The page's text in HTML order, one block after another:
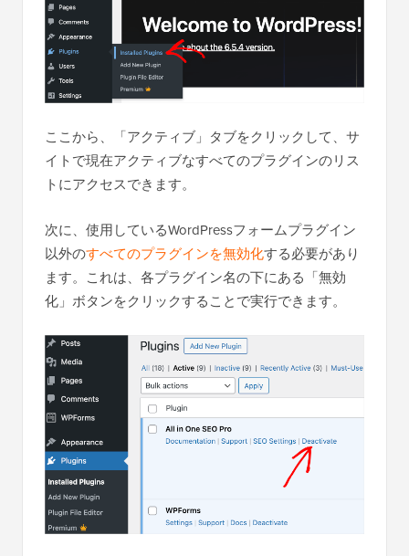
ここから、「アクティブ」タブをクリックして、サ
イトで現在アクティブなすべてのプラグインのリス
トにアクセスできます。
次に、使用しているWordPressフォームプラグイン
以外のすべてのプラグインを無効化する必要があり
ます。これは、各プラグイン名の下にある「無効
化」ボタンをクリックすることで実行できます。